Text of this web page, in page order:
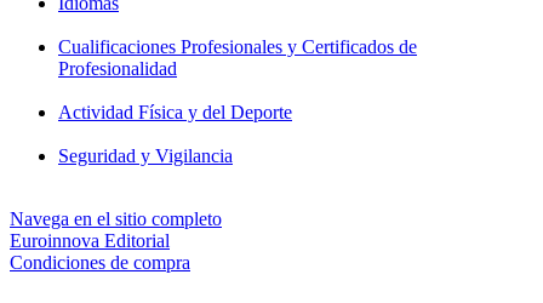
Cualificaciones Profesionales y Certificados de
Profesionalidad
Actividad Física y del Deporte
Seguridad y Vigilancia
Navega en el sitio completo
Euroinnova Editorial
Condiciones de compra